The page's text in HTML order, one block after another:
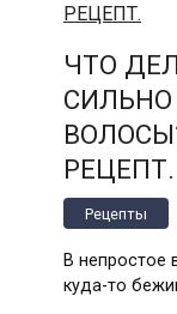
ЧТО
РЕЦЕПТ.
Рецепты
В непростое
куда-то